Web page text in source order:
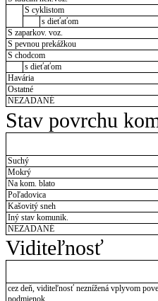
S cyklistom
s dieťaťom
S zaparkov. voz.
S pevnou prekážkou
S chodcom
s dieťaťom
Havária
Ostatné
NEZADANÉ
Stav povrchu
Suchý
Mokrý
Na kom. blato
Poľadovica
Kašovitý sneh
Iný stav komunik.
NEZADANÉ
Viditeľnosť
cez deň, viditeľnosť neznížená vplyvom
podmienok